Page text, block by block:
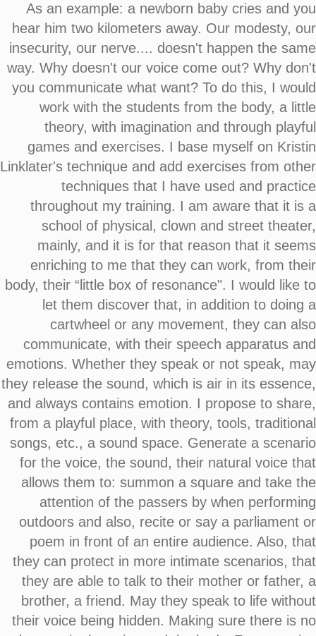
As an example: a newborn baby cries and you
hear him two kilometers away. Our modesty, our
insecurity, our nerve.... doesn't happen the same
way. Why doesn't our voice come out? Why don't
you communicate what want? To do this, I would
work with the students from the body, a little
theory, with imagination and through playful
games and exercises. I base myself on Kristin
Linklater's technique and add exercises from other
techniques that I have used and practice
throughout my training. I am aware that it is a
school of physical, clown and street theater,
mainly, and it is for that reason that it seems
enriching to me that they can work, from their
body, their “little box of resonance". I would like to
let them discover that, in addition to doing a
cartwheel or any movement, they can also
communicate, with their speech apparatus and
emotions. Whether they speak or not speak, may
they release the sound, which is air in its essence,
and always contains emotion. I propose to share,
from a playful place, with theory, tools, traditional
songs, etc., a sound space. Generate a scenario
for the voice, the sound, their natural voice that
allows them to: summon a square and take the
attention of the passers by when performing
outdoors and also, recite or say a parliament or
poem in front of an entire audience. Also, that
they can protect in more intimate scenarios, that
they are able to talk to their mother or father, a
brother, a friend. May they speak to life without
their voice being hidden. Making sure there is no